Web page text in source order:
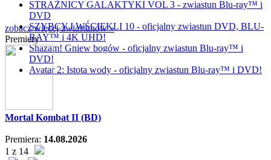
STRAŻNICY GALAKTYKI VOL 3 - zwiastun Blu-ray™ i
DVD
SZYBCY I WŚCIEKLI 10 - oficjalny zwiastun DVD, BLU-
RAY™ i 4K UHD!
Shazam! Gniew bogów - oficjalny zwiastun Blu-ray™ i
DVD!
Avatar 2: Istota wody - oficjalny zwiastun Blu-ray™ i DVD!
zobacz więcej zwiastunów »
Premiery
Mortal Kombat II (BD)
Premiera: 14.08.2026
1 z 14